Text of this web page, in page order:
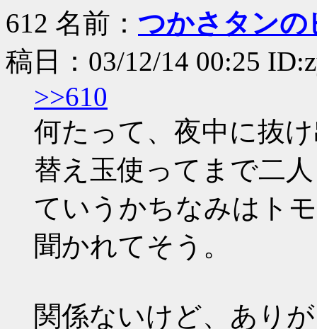
612 名前： つかさタンの
稿日：03/12/14 00:25
>>610
何たって、夜中に抜
替え玉使ってまで二
ていうかちなみはト
聞かれてそう。
関係ないけど、あり